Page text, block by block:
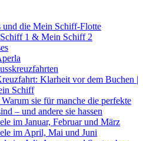
und die Mein Schiff-Flotte
1 & Mein Schiff 2
Klarheit vor dem Buchen |
Schiff
Warum sie für manche die perfekte
– und andere sie hassen
im Januar, Februar und März
im April, Mai und Juni